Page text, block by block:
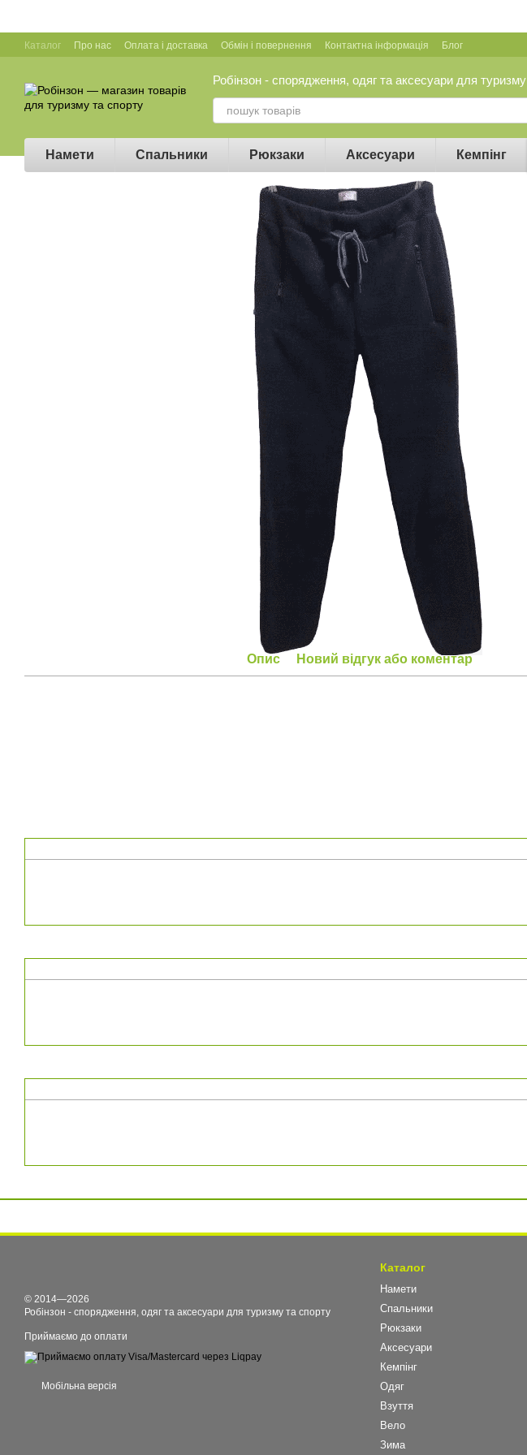
Каталог Про нас Оплата і доставка Обмін і повернення Контактна інформація Блог
Робінзон - спорядження, одяг та аксесуари для туризму
Намети Спальники Рюкзаки Аксесуари Кемпінг
Опис Новий відгук або коментар
© 2014—2026
Робінзон - спорядження, одяг та аксесуари для туризму та спорту
Приймаємо до оплати
Мобільна версія
Каталог
Намети
Спальники
Рюкзаки
Аксесуари
Кемпінг
Одяг
Взуття
Вело
Зима